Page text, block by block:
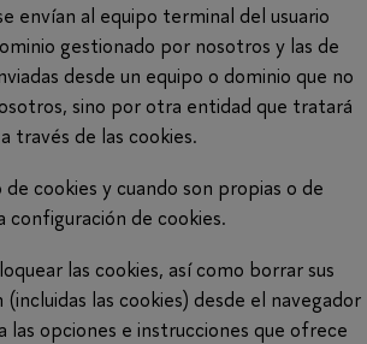
envían al equipo terminal del usuario
gestionado por nosotros y las de
desde un equipo o dominio que no
sino por otra entidad que tratará
través de las cookies.
cookies y cuando son propias o de
configuración de cookies.
las cookies, así como borrar sus
las cookies) desde el navegador
las opciones e instrucciones que ofrece